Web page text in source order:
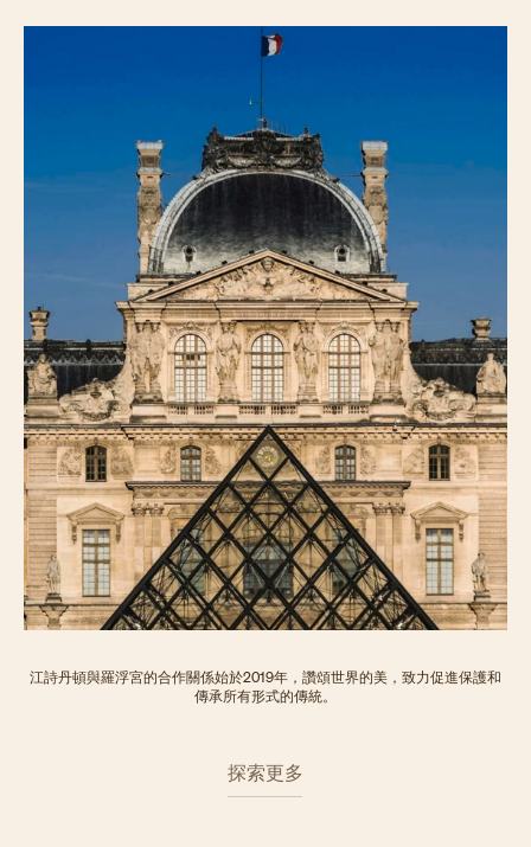
江詩丹頓與羅浮宮的合作關係始於2019年，讚頌世界的美，致力促進保護和
傳承所有形式的傳統。
探索更多